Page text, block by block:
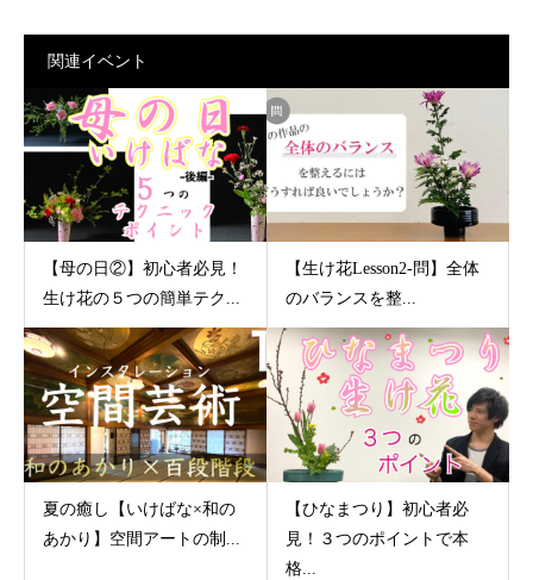
関連イベント
【母の日②】初心者必見！
生け花の５つの簡単テク...
【生け花Lesson2-問】全体
のバランスを整...
夏の癒し【いけばな×和の
あかり】空間アートの制...
【ひなまつり】初心者必
見！３つのポイントで本
格...